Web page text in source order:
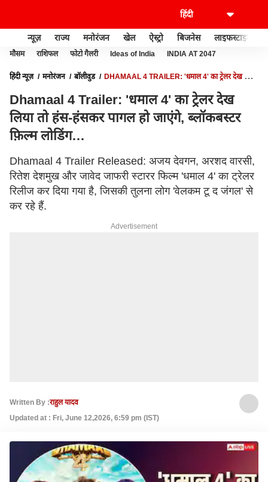
न्यूज़ राज्य मनोरंजन खेल ऐस्ट्रो बिजनेस लाइफस्टाइल
मौसम राशिफल फोटो गैलरी Ideas of India INDIA AT 2047
हिंदी न्यूज़ मनोरंजन बॉलीवुड
DHAMAAL 4 TRAILER: 'धमाल 4' का ट्रेलर देख लिया
Dhamaal 4 Trailer: 'धमाल 4' का ट्रेलर देख
लिया तो हंस-हंसकर पागल हो जाएंगे, ब्लॉकबस्टर
फ़िल्म लोडिंग…
Dhamaal 4 Trailer Released: अजय देवगन, अरशद वारसी,
रितेश देशमुख और जावेद जाफरी स्टारर फिल्म 'धमाल 4' का ट्रेलर
रिलीज कर दिया गया है, जिसकी तुलना लोग 'वेलकम टू द जंगल' से
कर रहे हैं.
Advertisement
Written By :राहुल यादव
Updated at : Fri, June 12,2026, 6:59 pm (IST)